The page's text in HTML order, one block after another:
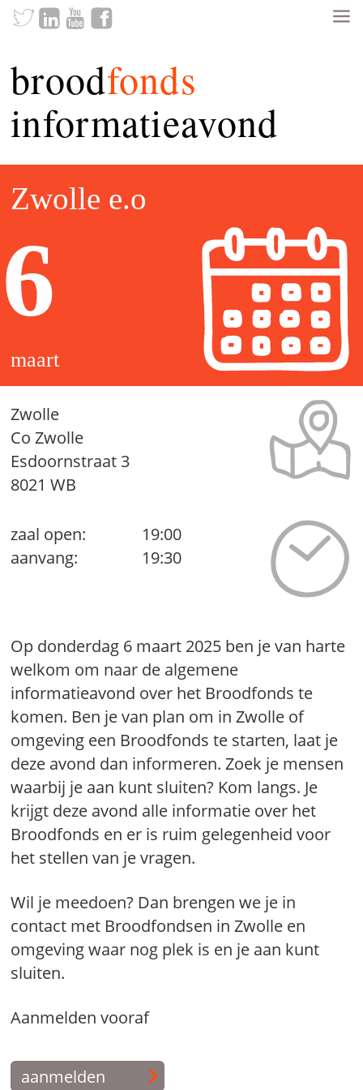
broodfonds
informatieavond
Zwolle e.o
6
maart
Zwolle
Co Zwolle
Esdoornstraat 3
8021 WB
zaal open:
19:00
aanvang:
19:30
Op donderdag 6 maart 2025 ben je van harte
welkom om naar de algemene
informatieavond over het Broodfonds te
komen. Ben je van plan om in Zwolle of
omgeving een Broodfonds te starten, laat je
deze avond dan informeren. Zoek je mensen
waarbij je aan kunt sluiten? Kom langs. Je
krijgt deze avond alle informatie over het
Broodfonds en er is ruim gelegenheid voor
het stellen van je vragen.
Wil je meedoen? Dan brengen we je in
contact met Broodfondsen in Zwolle en
omgeving waar nog plek is en je aan kunt
sluiten.
Aanmelden vooraf
aanmelden